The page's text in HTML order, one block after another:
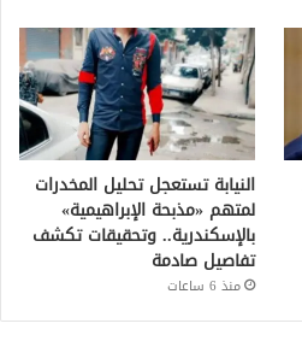
النيابة تستعجل تحليل المخدرات
لمتهم «مذبحة الإبراهيمية»
بالإسكندرية.. وتحقيقات تكشف
تفاصيل صادمة
منذ 6 ساعات